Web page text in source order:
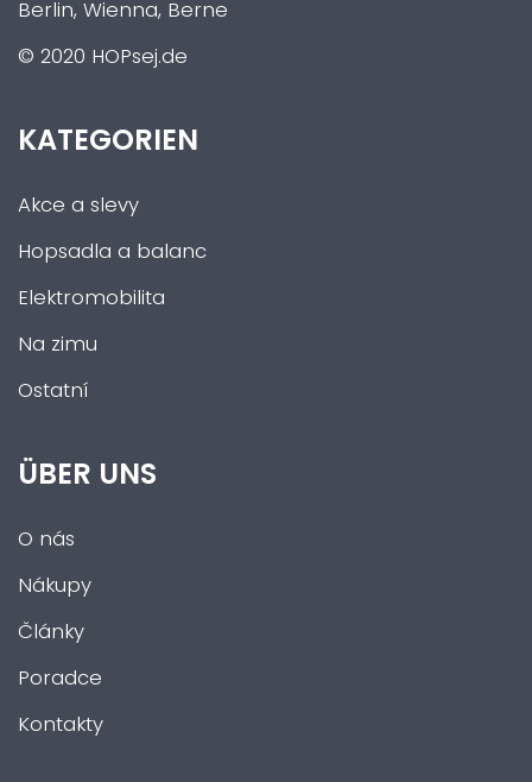
Berlin, Wienna, Berne
© 2020 HOPsej.de
KATEGORIEN
Akce a slevy
Hopsadla a balanc
Elektromobilita
Na zimu
Ostatní
ÜBER UNS
O nás
Nákupy
Články
Poradce
Kontakty